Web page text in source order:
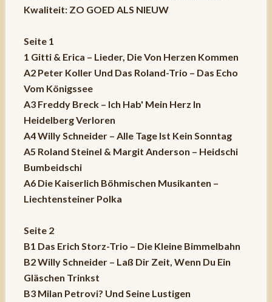
Kwaliteit: ZO GOED ALS NIEUW
Seite 1
1 Gitti & Erica – Lieder, Die Von Herzen Kommen
A2 Peter Koller Und Das Roland-Trio – Das Echo
Vom Königssee
A3 Freddy Breck – Ich Hab' Mein Herz In
Heidelberg Verloren
A4 Willy Schneider – Alle Tage Ist Kein Sonntag
A5 Roland Steinel & Margit Anderson – Heidschi
Bumbeidschi
A6 Die Kaiserlich Böhmischen Musikanten –
Liechtensteiner Polka
Seite 2
B1 Das Erich Storz-Trio – Die Kleine Bimmelbahn
B2 Willy Schneider – Laß Dir Zeit, Wenn Du Ein
Gläschen Trinkst
B3 Milan Petrovi? Und Seine Lustigen